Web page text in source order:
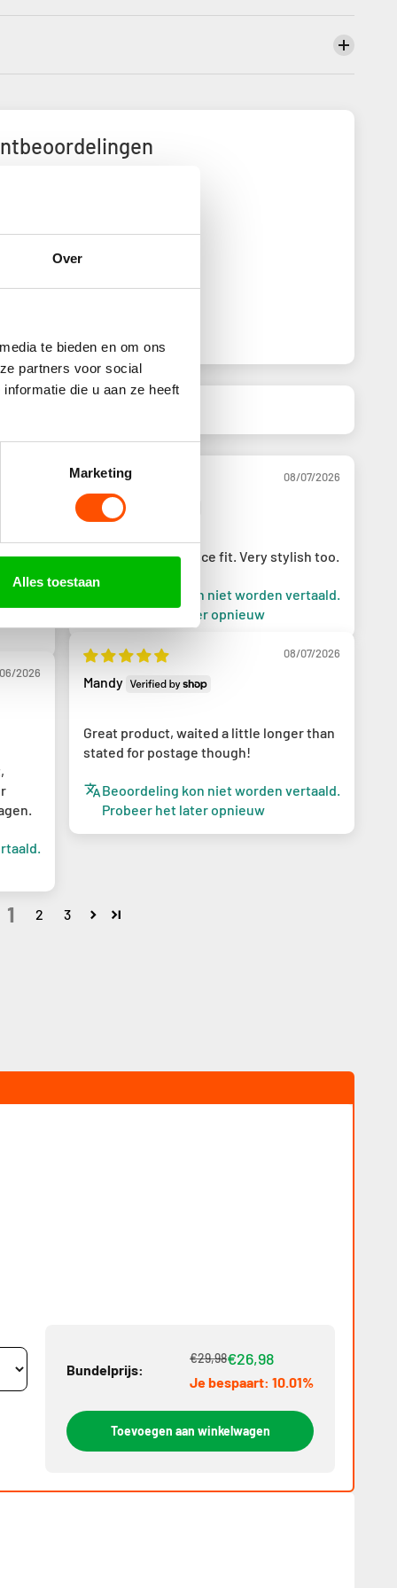
Over
te bieden en om ons
partners voor social
die u aan ze heeft
Marketing
Alles toestaan
08/07/2026
Liam
Good quality and nice fit. Very stylish too.
Beoordeling kon niet worden vertaald.
Probeer het later opnieuw
08/07/2026
Mandy
Great product, waited a little longer than
stated for postage though!
Beoordeling kon niet worden vertaald.
Probeer het later opnieuw
2026
1 2 3
Bundelprijs:
€29,98€26,98
Je bespaart: 10.01%
Toevoegen aan winkelwagen